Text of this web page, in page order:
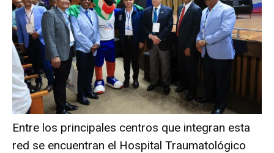
Entre los principales centros que integran esta
red se encuentran el Hospital Traumatológico